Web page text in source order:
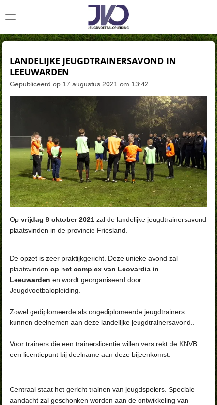
direct
de
LANDELIJKE JEUGDTRAINERSAVOND IN
LEEUWARDEN
Gepubliceerd op 17 augustus 2021 om 13:42
Op vrijdag 8 oktober 2021 zal de landelijke jeugdtrainersavond
plaatsvinden in de provincie Friesland.
De opzet is zeer praktijkgericht. Deze unieke avond zal
plaatsvinden op het complex van Leovardia in
Leeuwarden en wordt georganiseerd door
Jeugdvoetbalopleiding.
Zowel gediplomeerde als ongediplomeerde jeugdtrainers
kunnen deelnemen aan deze landelijke jeugdtrainersavond..
Voor trainers die een trainerslicentie willen verstrekt de KNVB
een licentiepunt bij deelname aan deze bijeenkomst.
Centraal staat het gericht trainen van jeugdspelers. Speciale
aandacht zal geschonken worden aan de ontwikkeling van